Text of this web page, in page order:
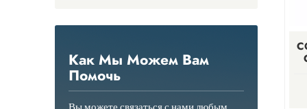
Как Мы Можем Вам
Помочь
Вы можете связаться с нами любым